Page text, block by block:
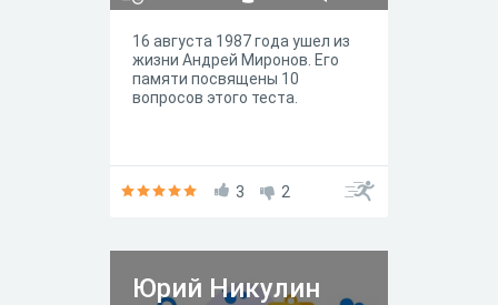
16 августа 1987 года ушел из
жизни Андрей Миронов. Его
памяти посвящены 10
вопросов этого теста.
3 2
Юрий Никулин